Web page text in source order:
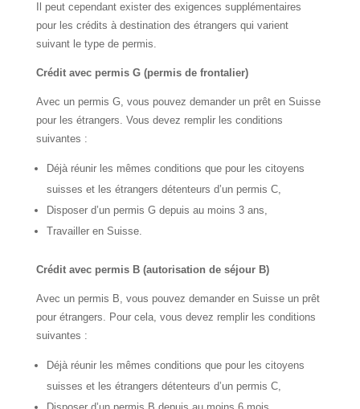
Il peut cependant exister des exigences supplémentaires
pour les crédits à destination des étrangers qui varient
suivant le type de permis.
Crédit avec permis G (permis de frontalier)
Avec un permis G, vous pouvez demander un prêt en Suisse
pour les étrangers. Vous devez remplir les conditions
suivantes :
Déjà réunir les mêmes conditions que pour les citoyens
suisses et les étrangers détenteurs d’un permis C,
Disposer d’un permis G depuis au moins 3 ans,
Travailler en Suisse.
Crédit avec permis B (autorisation de séjour B)
Avec un permis B, vous pouvez demander en Suisse un prêt
pour étrangers. Pour cela, vous devez remplir les conditions
suivantes :
Déjà réunir les mêmes conditions que pour les citoyens
suisses et les étrangers détenteurs d’un permis C,